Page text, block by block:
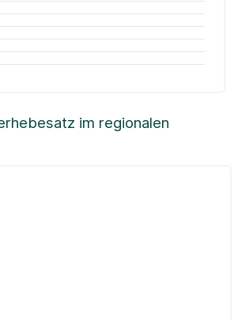
im regionalen